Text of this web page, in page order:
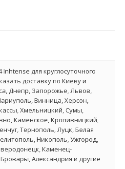
для круглосуточного
доставку по Киеву и
Днепр, Запорожье, Львов,
Винница, Херсон,
Хмельницкий, Сумы,
Каменское, Кропивницкий,
Тернополь, Луцк, Белая
Никополь, Ужгород,
Каменец-
Александрия и другие